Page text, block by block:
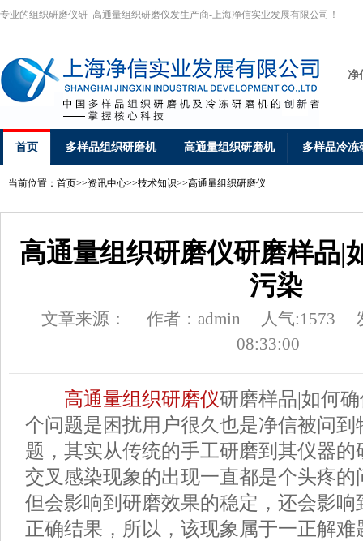
专业的组织研磨仪研_高通量组织研磨仪发生产商-上海净信实业发展有限公司！
净
首页 多样品组织研磨机 高通量组织研磨机 多样品冷冻
当前位置： 首页>>资讯中心>>技术知识>>高通量组织研磨仪
高通量组织研磨仪研磨样品|
污染
文章来源： 作者：admin 人气:1573
08:33:00
高通量组织研磨仪研磨样品|如何
个问题是困扰用户很久也是净信被问到
题，其实从传统的手工研磨到其仪器
交叉感染现象的出现一直都是个头疼的
但会影响到研磨效果的稳定，还会影响
正确结果，所以，该现象属于一正解